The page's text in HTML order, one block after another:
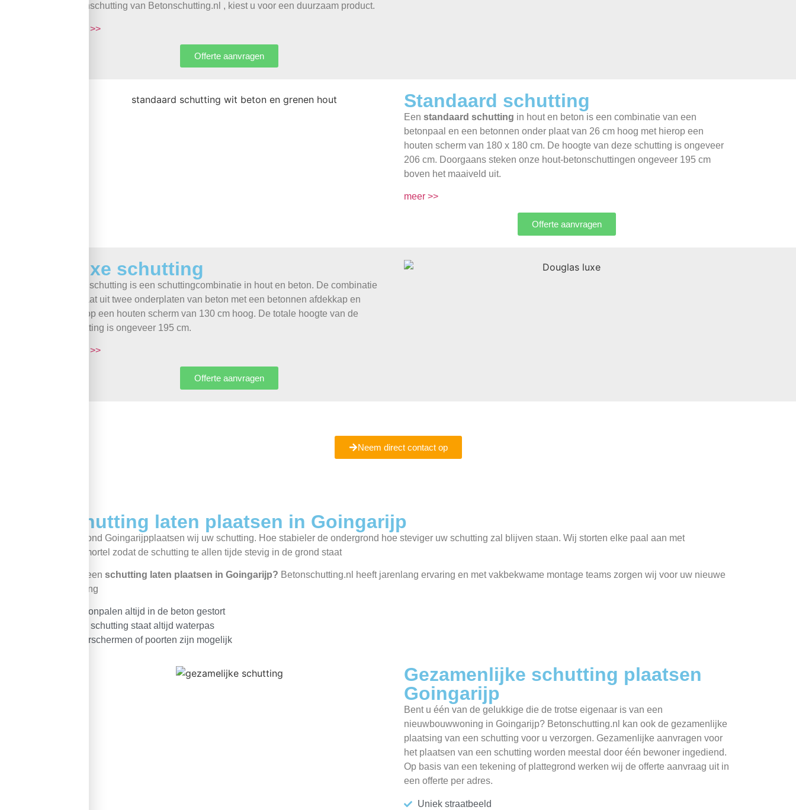
betonschutting van Betonschutting.nl , kiest u voor een duurzaam product.
meer >>
Offerte aanvragen
Standaard schutting
Een standaard schutting in hout en beton is een combinatie van een
betonpaal en een betonnen onder plaat van 26 cm hoog met hierop een
houten scherm van 180 x 180 cm. De hoogte van deze schutting is ongeveer
206 cm. Doorgaans steken onze hout-betonschuttingen ongeveer 195 cm
boven het maaiveld uit.
meer >>
Offerte aanvragen
Luxe schutting
Luxe schutting is een schuttingcombinatie in hout en beton. De combinatie
bestaat uit twee onderplaten van beton met een betonnen afdekkap en
daarop een houten scherm van 130 cm hoog. De totale hoogte van de
schutting is ongeveer 195 cm.
meer >>
Offerte aanvragen
Neem direct contact op
Schutting laten plaatsen in Goingarijp
In en rond Goingarijpplaatsen wij uw schutting. Hoe stabieler de ondergrond hoe steviger uw schutting zal blijven staan. Wij storten elke paal aan met
betonmortel zodat de schutting te allen tijde stevig in de grond staat
Wilt u een schutting laten plaatsen in Goingarijp? Betonschutting.nl heeft jarenlang ervaring en met vakbekwame montage teams zorgen wij voor uw nieuwe
schutting
Betonpalen altijd in de beton gestort
Uw schutting staat altijd waterpas
Sierschermen of poorten zijn mogelijk
Gezamenlijke schutting plaatsen
Goingarijp
Bent u één van de gelukkige die de trotse eigenaar is van een
nieuwbouwwoning in Goingarijp? Betonschutting.nl kan ook de gezamenlijke
plaatsing van een schutting voor u verzorgen. Gezamenlijke aanvragen voor
het plaatsen van een schutting worden meestal door één bewoner ingediend.
Op basis van een tekening of plattegrond werken wij de offerte aanvraag uit in
een offerte per adres.
Uniek straatbeeld